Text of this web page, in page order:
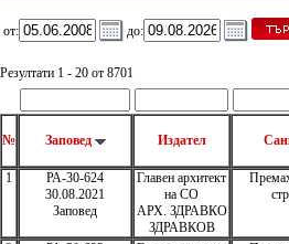
от: до:
Резултати 1 - 20 от 8701
№ Заповед Издател
1
РА-30-624
30.08.2021
Заповед
Главен архитект
на СО
АРХ. ЗДРАВКО
ЗДРАВКОВ